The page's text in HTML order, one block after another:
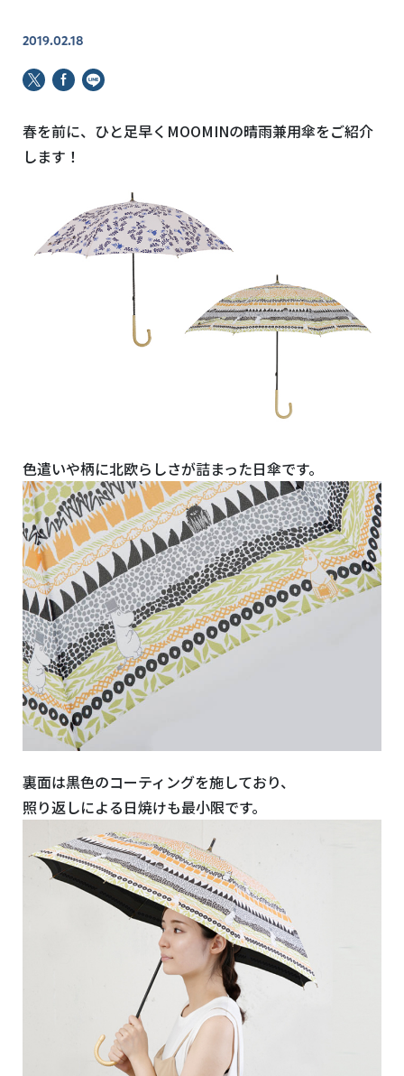
2019.02.18
春を前に、ひと足早くMOOMINの晴雨兼用傘をご紹介
します！
色遣いや柄に北欧らしさが詰まった日傘です。
裏面は黒色のコーティングを施しており、
照り返しによる日焼けも最小限です。